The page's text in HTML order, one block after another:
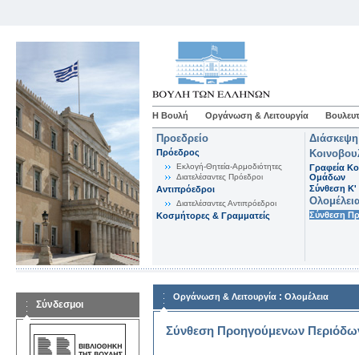
Η Βουλή Οργάνωση & Λειτουργία
Προεδρείο
Πρόεδρος
Εκλογή-Θητεία-Αρμοδιότητες
Διατελέσαντες Πρόεδροι
Αντιπρόεδροι
Διατελέσαντες Αντιπρόεδροι
Κοσμήτορες & Γραμματείς
Γραφεία
Ομάδων
Σύνθεση K'
Σύνθεση
Σύνδεσμοι
Οργάνωση & Λειτουργία : Ολομέλεια
Σύνθεση Προηγούμενων